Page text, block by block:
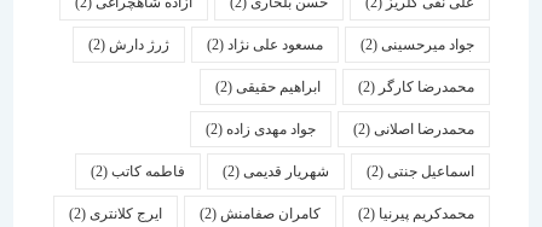
جواد میرحسینی(2) مسعود علی نژاد(2) ژرژ دارش (2)
محمدرضا کارگر(2) ابراهیم حقیقی(2)
محمدرضا اصلانی(2) جواد مهدی زاده(2)
اسماعیل جنتی(2) شهریار قدیمی(2) فاطمه کاتب(2)
محمدکریم پیرنیا (2) کامران صفامنش(2) ایرج کلانتری (2)